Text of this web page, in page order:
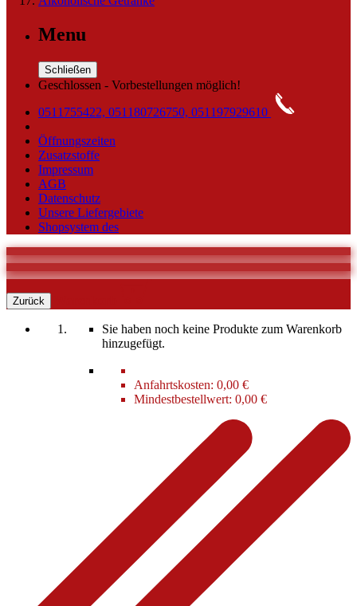
Menu
Schließen
Geschlossen - Vorbestellungen möglich!
0511755422, 051180726750, 051197929610
Öffnungszeiten
Zusatzstoffe
Impressum
AGB
Datenschutz
Unsere Liefergebiete
Shopsystem des
Zurück
Sie haben noch keine Produkte zum Warenkorb
hinzugefügt.
Anfahrtskosten: 0,00 €
Mindestbestellwert: 0,00 €